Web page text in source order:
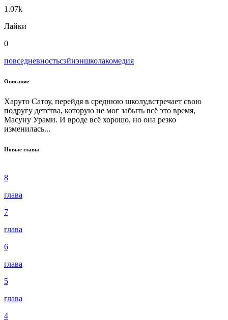
1.07k
Лайки
0
повседневностьсэйнэншколакомедия
Описание
Харуто Сатоу, перейдя в среднюю школу,встречает свою
подругу детства, которую не мог забыть всё это время,
Масуну Урами. И вроде всё хорошо, но она резко
изменилась...
Новые главы
8
глава
7
глава
6
глава
5
глава
4